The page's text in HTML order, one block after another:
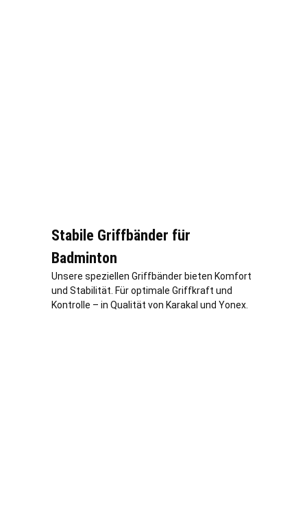
Stabile Griffbänder für
Badminton
Unsere speziellen Griffbänder bieten Komfort
und Stabilität. Für optimale Griffkraft und
Kontrolle – in Qualität von Karakal und Yonex.